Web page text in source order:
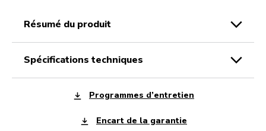
résumé du produit
spécifications techniques
Programmes d’entretien
Encart de la garantie